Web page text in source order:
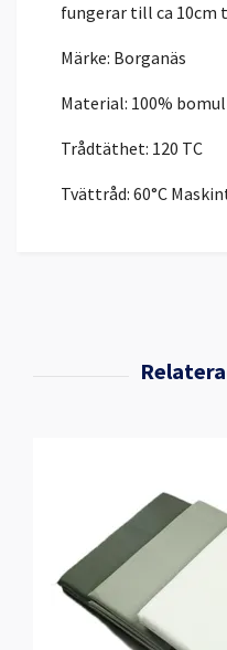
fungerar till ca 10cm
Märke: Borganäs
Material: 100%
Trådtäthet: 120 TC
Tvättråd: 60°C